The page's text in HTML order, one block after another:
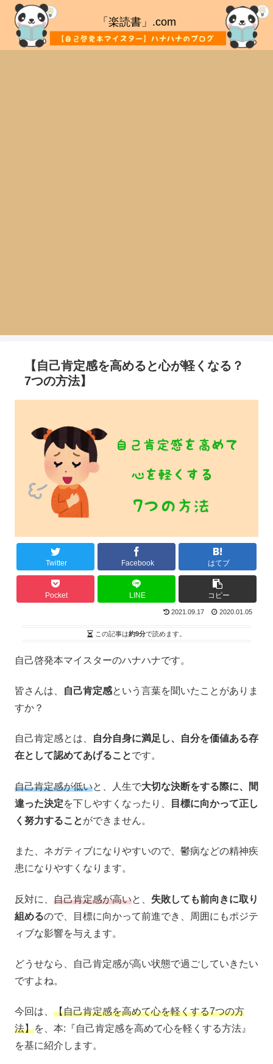
「楽読書」.com
【自己肯定感を高めると心が軽くなる？
7つの方法】
Twitter Facebook はてブ
Pocket LINE コピー
2021.09.17 2020.01.05
この記事は約9分で読めます。
自己啓発本マイスターのハナハナです。
皆さんは、 自己肯定感という言葉を聞いたことがありま
すか？
自己肯定感とは、
自分自身に満足し、自分を価値ある存
在として認めてあげることです。
自己肯定感が低いと、人生で大切な決断をする際に、間
違った決定を下しやすくなったり、
目標に向かって正し
く努力することができません。
また、ネガティブになりやすいので、鬱病などの精神疾
患になりやすくなります。
反対に、 自己肯定感が高いと、 失敗しても前向きに取り
組めるので、目標に向かって前進でき、周囲にもポジテ
ィブな影響を与えます。
どうせなら、自己肯定感が高い状態で過ごしていきたい
ですよね。
今回は、 【自己肯定感を高めて心を軽くする7つの方
法】を、本:『自己肯定感を高めて心を軽くする方法』
を基に紹介します。